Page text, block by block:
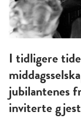
I tidligere
jubilantenes
inviterte